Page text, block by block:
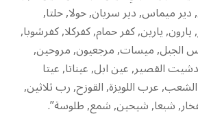
ميماس, دير سريان, حولا, حلتا,
يارين, كفر حمام, كفركلا, كفرشوبا,
الجبل, ميسات, مرجعيون, مروحين,
القصير, عين ابل, عيناتا, عيتا
عرب اللويزة, القوزح, رب ثلاثين,
شبعا, شيحين, شمع, طلوسة”.